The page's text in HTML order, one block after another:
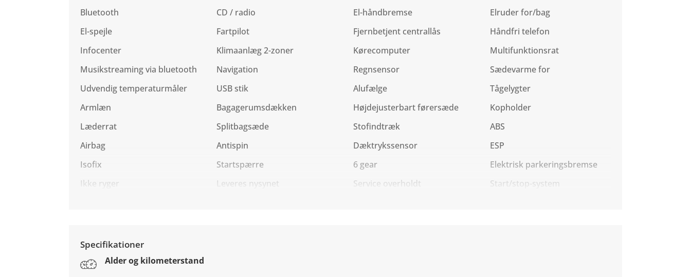
Bluetooth
CD / radio El-håndbremse
Elruder for/bag
El-spejle
Fartpilot Fjernbetjent centrallås
Håndfri telefon
Infocenter
Klimaanlæg 2-zoner Kørecomputer
Multifunktionsrat
Musikstreaming via bluetooth
Navigation Regnsensor
Sædevarme for
Udvendig temperaturmåler
USB stik Alufælge
Tågelygter
Armlæn
Bagagerumsdækken Højdejusterbart førersæde
Kopholder
Læderrat
Splitbagsæde Stofindtræk
ABS
Airbag
Antispin Dæktrykssensor
ESP
Isofix
Startspærre 6 gear
Elektrisk parkeringsbremse
Ikke ryger
Leveres nysynet Service overholdt Start/stop-system
Specifikationer
Alder og kilometerstand